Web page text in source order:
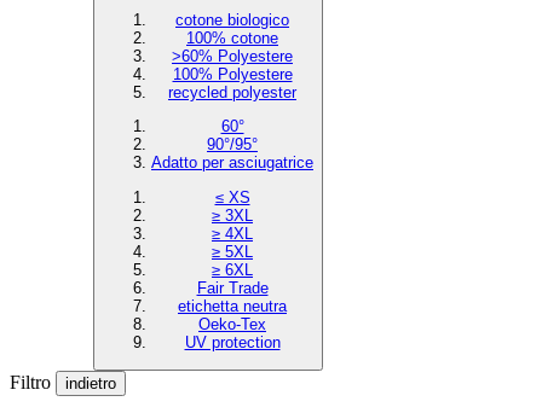
cotone biologico
100% cotone
>60% Polyestere
100% Polyestere
recycled polyester
60°
90°/95°
Adatto per asciugatrice
≤ XS
≥ 3XL
≥ 4XL
≥ 5XL
≥ 6XL
Fair Trade
etichetta neutra
Oeko-Tex
UV protection
Filtro indietro